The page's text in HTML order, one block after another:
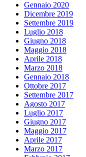
Gennaio 2020
Dicembre 2019
Settembre 2019
Luglio 2018
Giugno 2018
Maggio 2018
Aprile 2018
Marzo 2018
Gennaio 2018
Ottobre 2017
Settembre 2017
Agosto 2017
Luglio 2017
Giugno 2017
Maggio 2017
Aprile 2017
Marzo 2017